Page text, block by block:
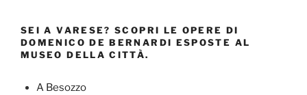
SEI A VARESE? SCOPRI LE OPERE DI
DOMENICO DE BERNARDI ESPOSTE AL
MUSEO DELLA CITTÀ.
A Besozzo